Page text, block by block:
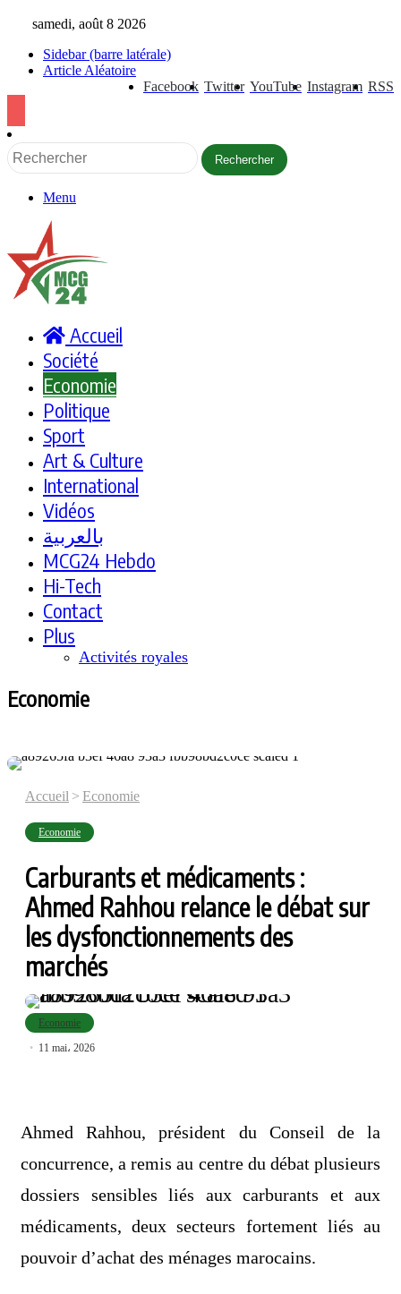
samedi, août 8 2026
Sidebar (barre latérale)
Article Aléatoire
RSS
Instagram
YouTube
Twitter
Facebook
Rechercher
Menu
Accueil
Société
Economie
Politique
Sport
Art & Culture
International
Vidéos
بالعربية
MCG24 Hebdo
Hi-Tech
Contact
Plus
Activités royales
Economie
Accueil > Economie
Economie
Carburants et médicaments :
Ahmed Rahhou relance le débat sur
les dysfonctionnements des
marchés
Economie
11 mai، 2026
Ahmed Rahhou, président du Conseil de la
concurrence, a remis au centre du débat plusieurs
dossiers sensibles liés aux carburants et aux
médicaments, deux secteurs fortement liés au
pouvoir d’achat des ménages marocains.